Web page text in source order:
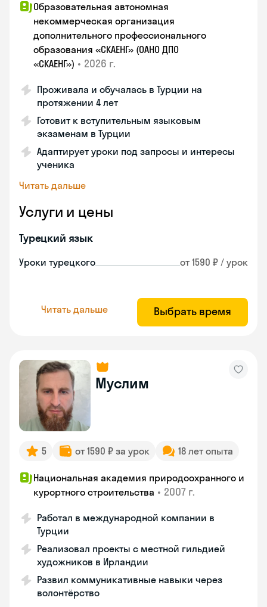
Образовательная автономная
некоммерческая организация
дополнительного профессионального
образования «СКАЕНГ» (ОАНО ДПО
«СКАЕНГ») • 2026 г.
Проживала и обучалась в Турции на
протяжении 4 лет
Готовит к вступительным языковым
экзаменам в Турции
Адаптирует уроки под запросы и интересы
ученика
Читать дальше
Услуги и цены
Турецкий язык
Уроки турецкого от 1590 ₽ / урок
Читать дальше Выбрать время
Муслим
5 от 1590 ₽ за урок 18 лет опыта
Национальная академия природоохранного и
курортного строительства • 2007 г.
Работал в международной компании в
Турции
Реализовал проекты с местной гильдией
художников в Ирландии
Развил коммуникативные навыки через
волонтёрство